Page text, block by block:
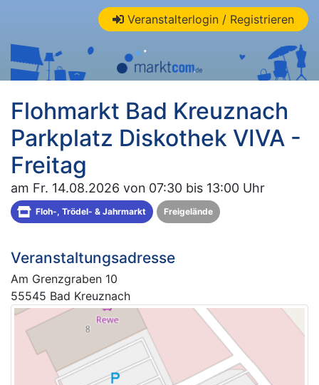
Veranstalterlogin / Registrieren
Flohmarkt Bad Kreuznach
Parkplatz Diskothek VIVA -
Freitag
am Fr. 14.08.2026 von 07:30 bis 13:00 Uhr
Floh-, Trödel- & Jahrmarkt Freigelände
Veranstaltungsadresse
Am Grenzgraben 10
55545 Bad Kreuznach